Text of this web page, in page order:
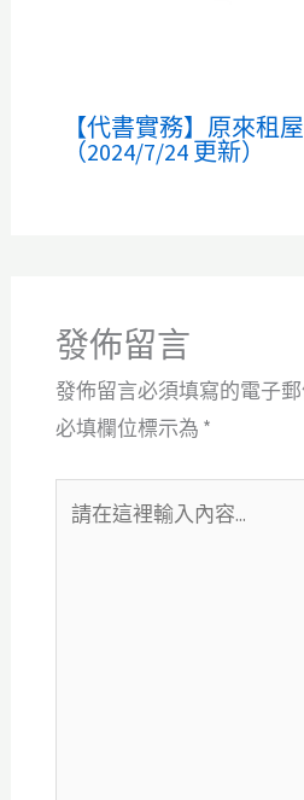
【代書實務】原來租
（2024/7/24 更新）
發佈留言
發佈留言必須填寫的電子
必填欄位標示為 *